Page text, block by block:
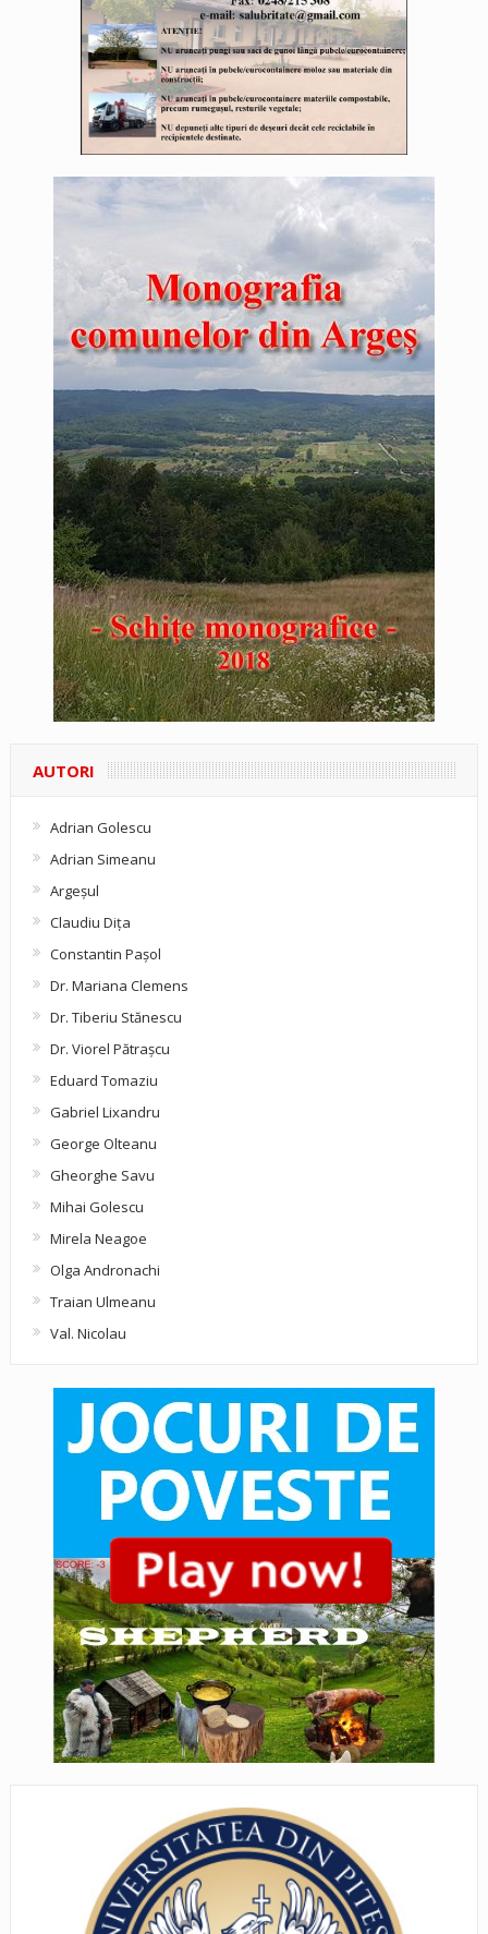
AUTORI
Adrian Golescu
Adrian Simeanu
Argeşul
Claudiu Diţa
Constantin Pașol
Dr. Mariana Clemens
Dr. Tiberiu Stănescu
Dr. Viorel Pătraşcu
Eduard Tomaziu
Gabriel Lixandru
George Olteanu
Gheorghe Savu
Mihai Golescu
Mirela Neagoe
Olga Andronachi
Traian Ulmeanu
Val. Nicolau